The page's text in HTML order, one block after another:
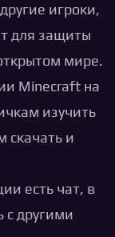
игроки,
для защиты
мире.
Minecraft на
изучить
скачать и
есть чат, в
с другими